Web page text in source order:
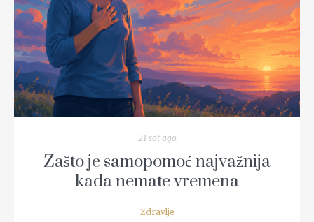
READ MORE
21 sat ago
Zašto je samopomoć najvažnija
kada nemate vremena
Zdravlje